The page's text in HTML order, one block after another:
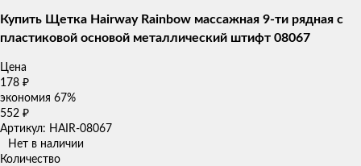
Купить Щетка Hairway Rainbow массажная 9-ти рядная с
пластиковой основой металлический штифт 08067
Цена
178 ₽
экономия 67%
552 ₽
Артикул: HAIR-08067
Нет в наличии
Количество